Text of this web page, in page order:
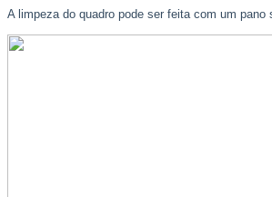
A limpeza do quadro pode ser feita com um